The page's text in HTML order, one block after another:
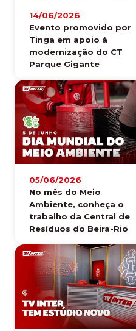
14/06/2026
Evento promovido por
Tinga em apoio à
modernização do CT
Parque Gigante
05/06/2026
No mês do Meio
Ambiente, conheça o
trabalho da Central de
Resíduos do Beira-Rio